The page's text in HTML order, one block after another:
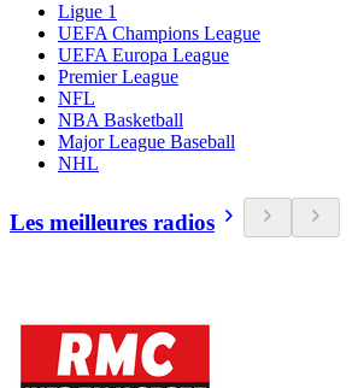
Ligue 1
UEFA Champions League
UEFA Europa League
Premier League
NFL
NBA Basketball
Major League Baseball
NHL
Les meilleures radios